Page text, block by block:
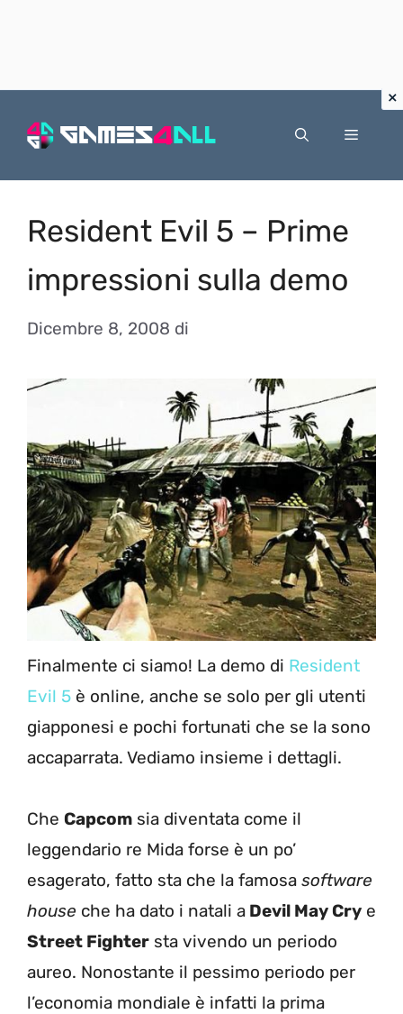
Menu
Resident Evil 5 – Prime
impressioni sulla demo
Dicembre 8, 2008 di
Finalmente ci siamo! La demo di Resident
Evil 5 è online, anche se solo per gli utenti
giapponesi e pochi fortunati che se la sono
accaparrata. Vediamo insieme i dettagli.
Che Capcom sia diventata come il
leggendario re Mida forse è un po’
esagerato, fatto sta che la famosa software
house che ha dato i natali a Devil May Cry e
Street Fighter sta vivendo un periodo
aureo. Nonostante il pessimo periodo per
l’economia mondiale è infatti la prima